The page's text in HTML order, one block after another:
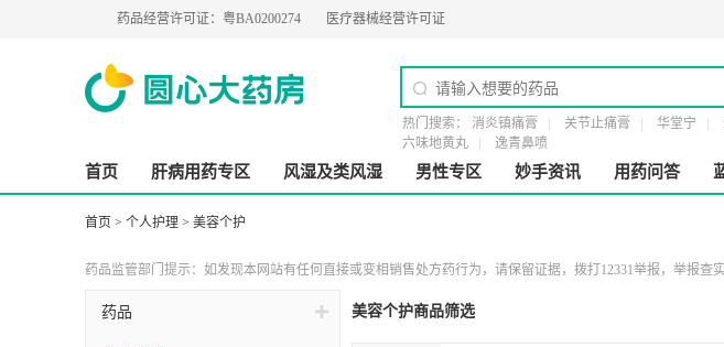
药品经营许可证：粤BA0200274 医疗器械经营许可证：粤橞食药监械经营许20161232号
热门搜索： 消炎镇痛膏 关节止痛膏 华堂宁
六味地黄丸
逸青鼻喷
首页 肝病用药专区 风湿及类风湿 男性专区 妙手资讯 用药问答
首页 > 个人护理 > 美容个护
药品监管部门提示：如发现本网站有任何直接或变相销售处方药行为，请保留证据，拨打12331举报，举报查
药品 美容个护商品筛选